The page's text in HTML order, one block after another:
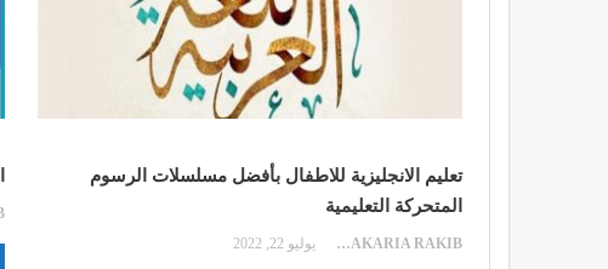
تعليم الانجليزية للاطفال بأفضل مسلسلات الرسوم
المتحركة التعليمية
ZAKARIA RAKIB يوليو 22, 2022